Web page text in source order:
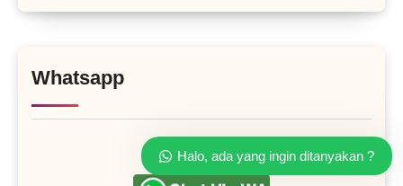
Whatsapp
Halo, ada yang ingin ditanyakan ?